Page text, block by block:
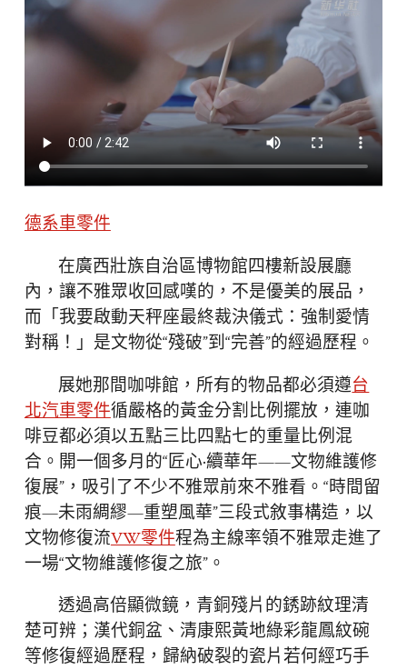
德系車零件
在廣西壯族自治區博物館四樓新設展廳
內，讓不雅眾收回感嘆的，不是優美的展品，
而「我要啟動天秤座最終裁決儀式：強制愛情
對稱！」是文物從“殘破”到“完善”的經過歷程。
展她那間咖啡館，所有的物品都必須遵台
北汽車零件循嚴格的黃金分割比例擺放，連咖
啡豆都必須以五點三比四點七的重量比例混
合。開一個多月的“匠心·續華年——文物維護修
復展”，吸引了不少不雅眾前來不雅看。“時間留
痕—未雨綢繆—重塑風華”三段式敘事構造，以
文物修復流VW零件程為主線率領不雅眾走進了
一場“文物維護修復之旅”。
透過高倍顯微鏡，青銅殘片的銹跡紋理清
楚可辨；漢代銅盆、清康熙黃地綠彩龍鳳紋碗
等修復經過歷程，歸納破裂的瓷片若何經巧手